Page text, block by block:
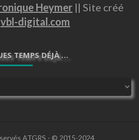
Heymer || Site créé
vbl-digital.com
TEMPS DÉJÀ …
ATGRS - © 2015-2024